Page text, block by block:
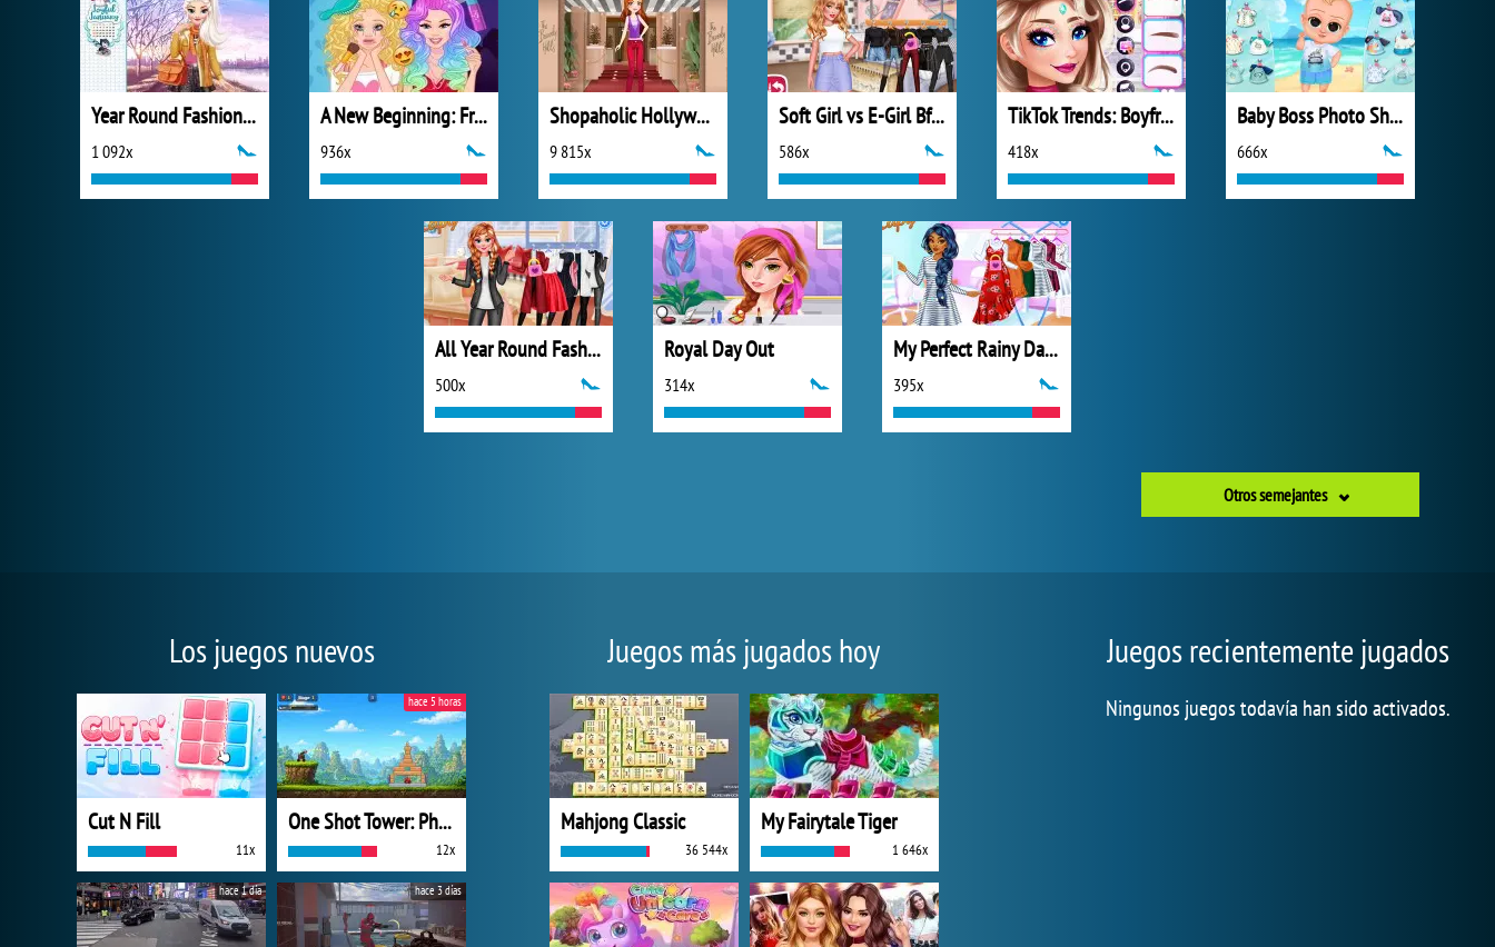
Year Round Fashionista: Elsa
1 092x
A New Beginning: From Sad To Fab
936x
Shopaholic Hollywood
9 815x
Soft Girl vs E-Girl Bffs Looks
586x
TikTok Trends: Boyfriend Fashion
418x
Baby Boss Photo Shoot
666x
All Year Round Fashion Addict Ice Princess
500x
Royal Day Out
314x
My Perfect Rainy Day Look
395x
Otros semejantes
Los juegos nuevos
Cut N Fill
11x
One Shot Tower: Physics Destroyer
12x
hace 5 horas
hace 1 día hace 3 días
Juegos más jugados hoy
Mahjong Classic
36 544x
My Fairytale Tiger
1 646x
Juegos recientemente jugados
Ningunos juegos todavía han sido activados.